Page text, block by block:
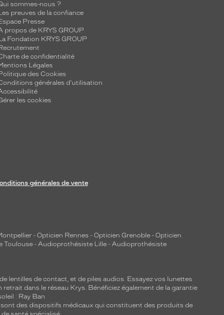
sommes-nous ?
preuves de la confiance
Presse
propos de KRYS GROUP
Fondation KRYS GROUP
de confidentialité
Légales
des Cookies
générales d'utilisation
les cookies
générales de vente
- Opticien Rennes - Opticien Grenoble - Opticien
Toulouse - Audioprothésiste Lille - Audioprothésiste
lentilles de contact, et de piles audios. Essayez vos lunettes
dans le réseau Krys. Bénéficiez également de la garantie
: Ray Ban
des dispositifs médicaux qui constituent des produits de